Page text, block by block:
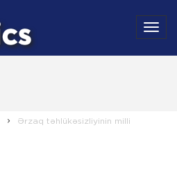
Ərzaq təhlükəsizliyinin milli